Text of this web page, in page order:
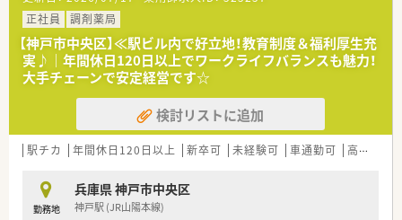
仕事と学習の両立が叶いやすい環境です。
■異動などはご本人としっかり相談のうえ決定します
ので、強制的な配置換えはなく、
また応援もエリア内で助け合って対応しています。
■各種手当も充実、産育休制度なども利用者多数！
長く働き続けやすい環境が整っています。
正社員
調剤薬局
【神戸市中央区】≪駅ビル内で好立地！教育制度＆福利厚生充
実♪｜年間休日120日以上でワークライフバランスも魅力！
大手チェーンで安定経営です☆
検討リストに追加
駅チカ 年間休日120日以上 新卒可 未経験可 車通勤可 高給与(600万円以上)
勤務地
兵庫県 神戸市中央区
神戸駅 (JR山陽本線)